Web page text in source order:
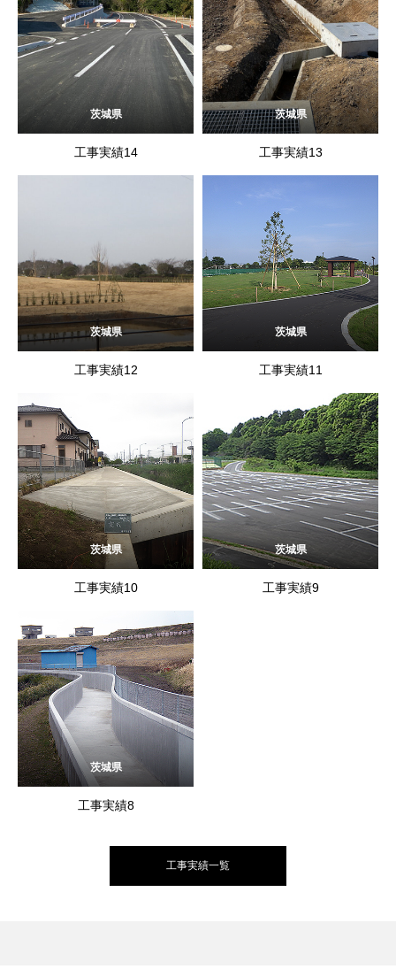
茨城県
工事実績14
茨城県
工事実績13
茨城県
工事実績12
茨城県
工事実績11
茨城県
工事実績10
茨城県
工事実績9
茨城県
工事実績8
工事実績一覧